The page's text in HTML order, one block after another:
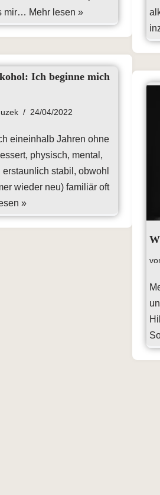
mir… Mehr lesen »
Ich beginne mich
24/04/2022
eineinhalb Jahren ohne
physisch, mental,
stabil, obwohl
wieder neu) familiär oft
»